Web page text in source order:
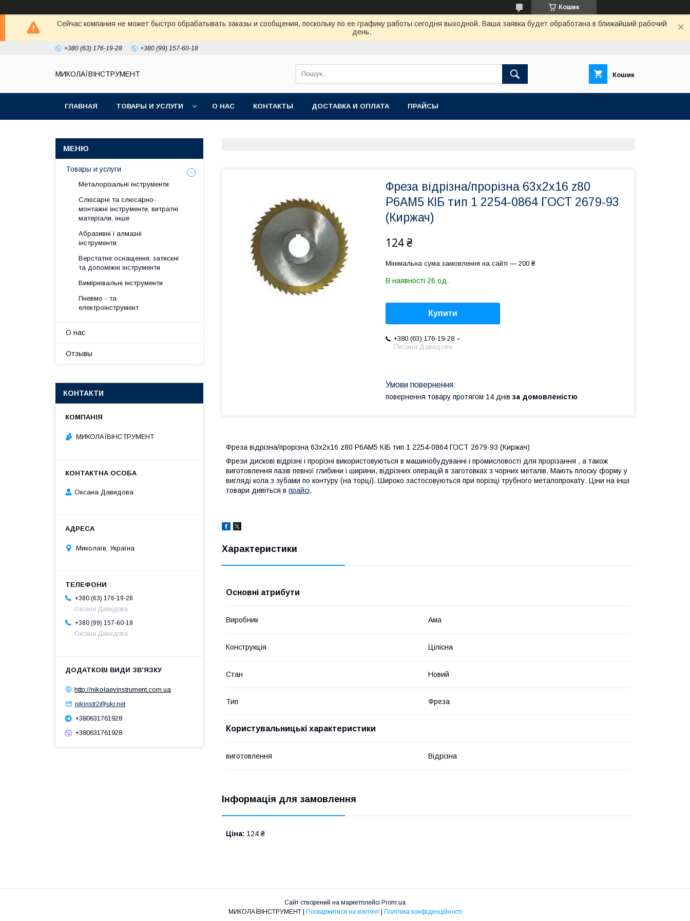
Кошик
Сейчас компания не может быстро обрабатывать заказы и сообщения, поскольку по ее графику работы сегодня выходной. Ваша заявка будет обработана в ближайший рабочий
день.
+380 (63) 176-19-28 +380 (99) 157-60-18
МИКОЛАЇВІНСТРУМЕНТ Кошик
ГЛАВНАЯ ТОВАРЫ И УСЛУГИ О НАС КОНТАКТЫ ДОСТАВКА И ОПЛАТА ПРАЙСЫ
Фреза відрізна/прорізна 63х2х16 z80
Р6АМ5 КІБ тип 1 2254-0864 ГОСТ 2679-93
(Киржач)
124 ₴
Мінімальна сума замовлення на сайті — 200 ₴
В наявності 26 од.
Купити
+380 (63) 176-19-28
Оксана Давидова
повернення товару протягом 14 днів за домовленістю
Фреза відрізна/прорізна 63х2х16 z80 Р6АМ5 КІБ тип 1 2254-0864 ГОСТ 2679-93 (Киржач)
Фрези дискові відрізні і прорізні використовуються в машинобудуванні і промисловості для прорізання , а також
виготовлення пазів певної глибини і ширини, відрізних операцій в заготовках з чорних металів. Мають плоску форму у
вигляді кола з зубами по контуру (на торці). Широко застосовуються при порізці трубного металопрокату. Ціни на інші
товари дивіться в прайсі.
Характеристики
Основні атрибути
Виробник Ама
Конструкція Цілісна
Стан Новий
Тип Фреза
Користувальницькі характеристики
виготовлення Відрізна
Інформація для замовлення
Ціна: 124 ₴
Товары и услуги
Металорізальні інструменти
Слюсарні та слюсарно-
монтажні інструменти, витратні
матеріали, інше
Абразивні і алмазні
інструменти
Верстатне оснащення, затискні
та допоміжні інструменти
Вимірювальні інструменти
Пневмо - та
електроінструмент
О нас
Отзывы
КОНТАКТИ
МИКОЛАЇВІНСТРУМЕНТ
Оксана Давидова
Миколаїв, Україна
+380 (63) 176-19-28
Оксана Давидова
+380 (99) 157-60-18
Оксана Давидова
http://nikolaevinstrument.com.ua
nikinstr2@ukr.net
+380631761928
+380631761928
Сайт створений на маркетплейсі Prom.ua
МИКОЛАЇВІНСТРУМЕНТ | Поскаржитися на контент | Політика конфіденційності